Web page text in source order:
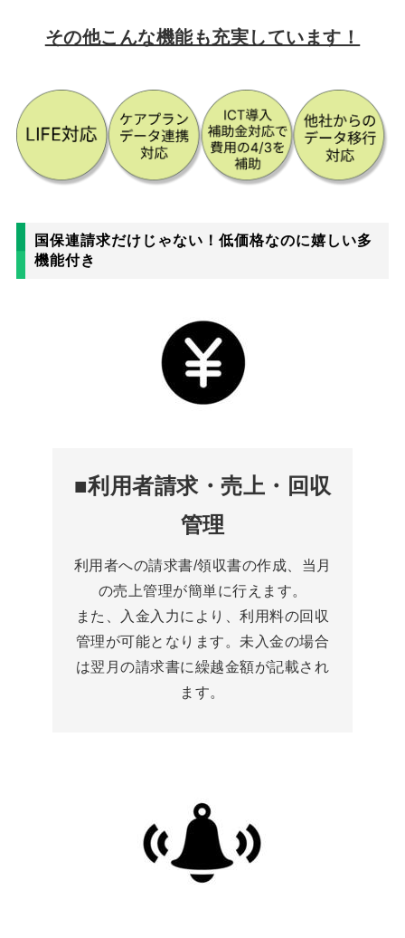
その他こんな機能も充実しています！
国保連請求だけじゃない！低価格なのに嬉しい多
機能付き
■利用者請求・売上・回収
管理
利用者への請求書/領収書の作成、当月
の売上管理が簡単に行えます。
また、入金入力により、利用料の回収
管理が可能となります。未入金の場合
は翌月の請求書に繰越金額が記載され
ます。